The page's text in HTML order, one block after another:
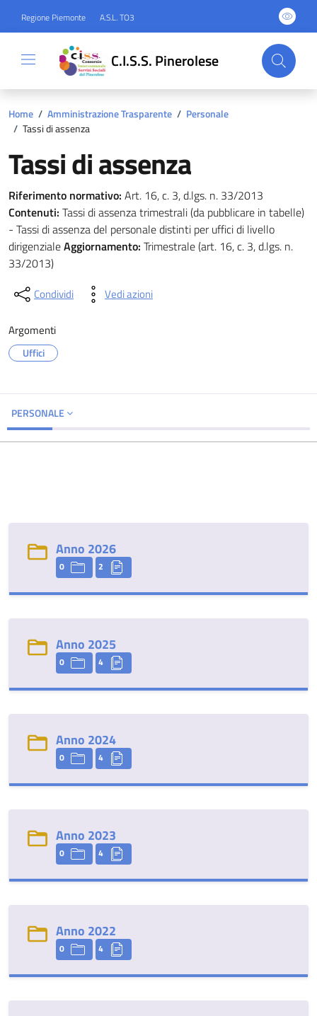
Regione Piemonte A.S.L. TO3
C.I.S.S. Pinerolese
Home / Amministrazione Trasparente / Personale
/ Tassi di assenza
Tassi di assenza
Riferimento normativo: Art. 16, c. 3, d.lgs. n. 33/2013
Contenuti: Tassi di assenza trimestrali (da pubblicare in tabelle)
- Tassi di assenza del personale distinti per uffici di livello
dirigenzialeAggiornamento: Trimestrale (art. 16, c. 3, d.lgs. n.
33/2013)
Condividi Vedi azioni
Argomenti
Uffici
PERSONALE
Anno 2026
0 2
Anno 2025
0 4
Anno 2024
0 4
Anno 2023
0 4
Anno 2022
0 4